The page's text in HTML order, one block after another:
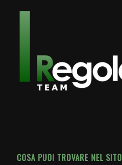
COSA PUOI TROVARE NEL SITO